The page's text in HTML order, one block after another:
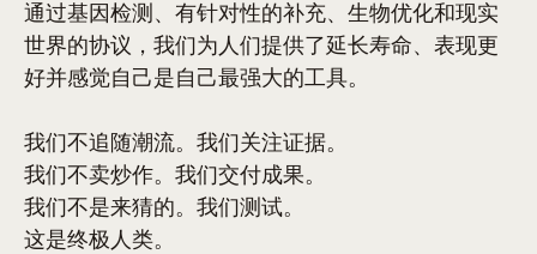
通过基因检测、有针对性的补充、生物优化和现实
世界的协议，我们为人们提供了延长寿命、表现更
好并感觉自己是自己最强大的工具。
我们不追随潮流。我们关注证据。
我们不卖炒作。我们交付成果。
我们不是来猜的。我们测试。
这是终极人类。